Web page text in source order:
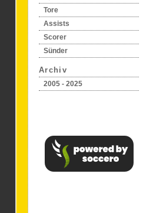
Tore
Assists
Scorer
Sünder
Archiv
2005 - 2025